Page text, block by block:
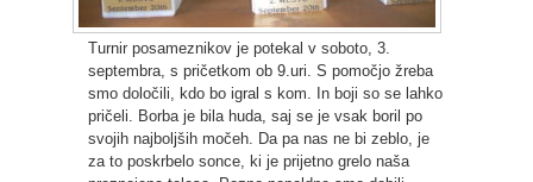
Turnir posameznikov je potekal v soboto, 3.
septembra, s pričetkom ob 9.uri. S pomočjo žreba
smo določili, kdo bo igral s kom. In boji so se lahko
pričeli. Borba je bila huda, saj se je vsak boril po
svojih najboljših močeh. Da pa nas ne bi zeblo, je
za to poskrbelo sonce, ki je prijetno grelo naša